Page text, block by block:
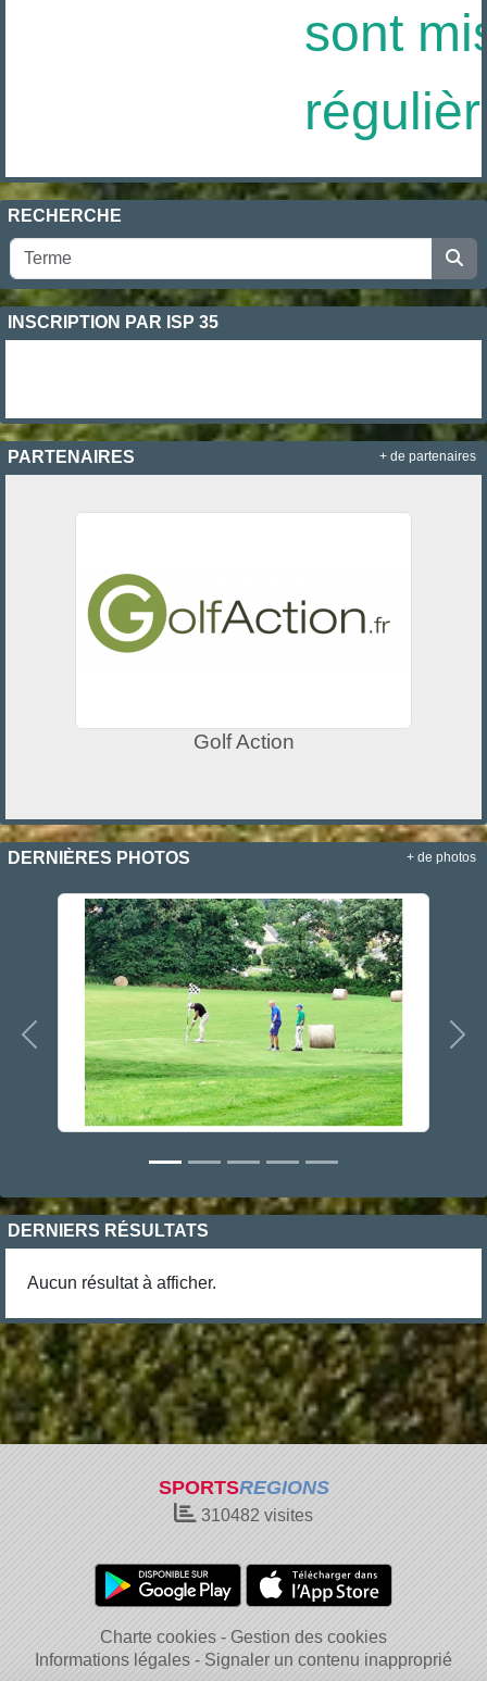
sont
RECHERCHE
INSCRIPTION PAR ISP 35
PARTENAIRES
Golf Action
+ de partenaires
DERNIÈRES PHOTOS
Précedent
+ de photos
DERNIERS RÉSULTATS
Aucun résultat à afficher.
SPORTSREGIONS
310482 visites
Charte cookies
Gestion des cookies
Informations légales
Signaler un contenu inapproprié